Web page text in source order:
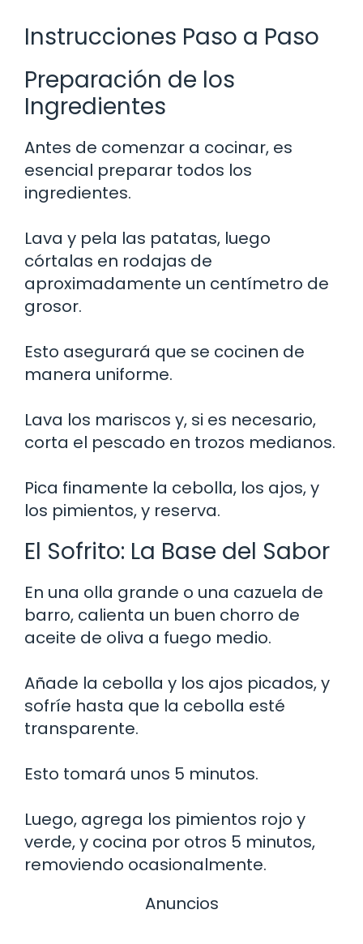
Instrucciones Paso a Paso
Preparación de los
Ingredientes
Antes de comenzar a cocinar, es
esencial preparar todos los
ingredientes.
Lava y pela las patatas, luego
córtalas en rodajas de
aproximadamente un centímetro de
grosor.
Esto asegurará que se cocinen de
manera uniforme.
Lava los mariscos y, si es necesario,
corta el pescado en trozos medianos.
Pica finamente la cebolla, los ajos, y
los pimientos, y reserva.
El Sofrito: La Base del Sabor
En una olla grande o una cazuela de
barro, calienta un buen chorro de
aceite de oliva a fuego medio.
Añade la cebolla y los ajos picados, y
sofríe hasta que la cebolla esté
transparente.
Esto tomará unos 5 minutos.
Luego, agrega los pimientos rojo y
verde, y cocina por otros 5 minutos,
removiendo ocasionalmente.
Anuncios